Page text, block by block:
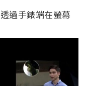
過手錶端在螢幕